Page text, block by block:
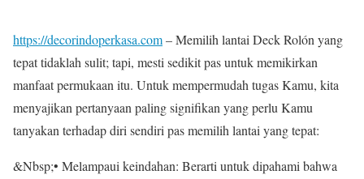
https://decorindoperkasa.com– Memilih lantai Deck Rolón yang
tepat tidaklah sulit; tapi, mesti sedikit pas untuk memikirkan
manfaat permukaan itu. Untuk mempermudah tugas Kamu, kita
menyajikan pertanyaan paling signifikan yang perlu Kamu
tanyakan terhadap diri sendiri pas memilih lantai yang tepat:
&Nbsp;• Melampaui keindahan: Berarti untuk dipahami bahwa